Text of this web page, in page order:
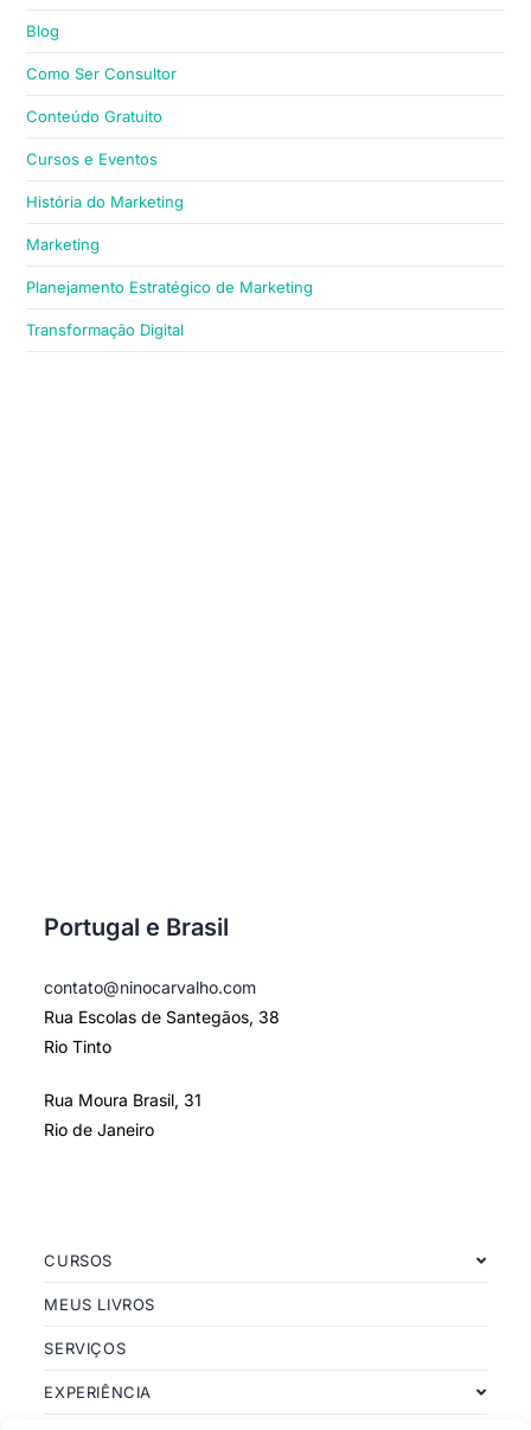
Blog
Como Ser Consultor
Conteúdo Gratuito
Cursos e Eventos
História do Marketing
Marketing
Planejamento Estratégico de Marketing
Transformação Digital
Portugal e Brasil
contato@ninocarvalho.com
Rua Escolas de Santegãos, 38
Rio Tinto
Rua Moura Brasil, 31
Rio de Janeiro
CURSOS
MEUS LIVROS
SERVIÇOS
EXPERIÊNCIA